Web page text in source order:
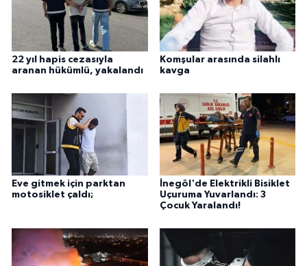
22 yıl hapis cezasıyla
aranan hükümlü, yakalandı
Komşular arasında silahlı
kavga
Eve gitmek için parktan
motosiklet çaldı;
İnegöl'de Elektrikli Bisiklet
Uçuruma Yuvarlandı: 3
Çocuk Yaralandı!